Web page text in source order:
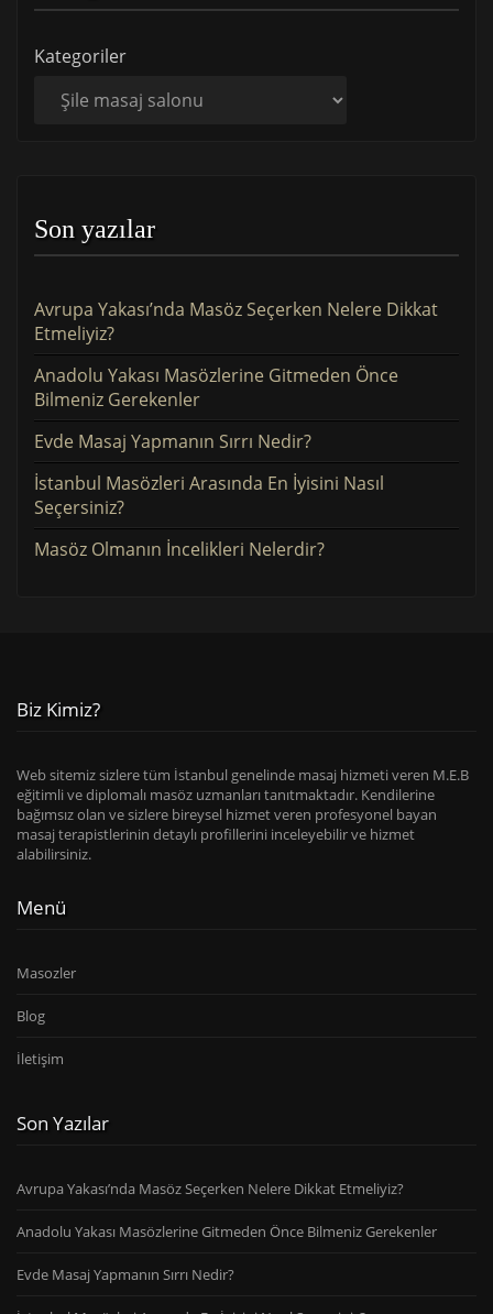
Kategoriler
Son yazılar
Avrupa Yakası’nda Masöz Seçerken Nelere Dikkat
Etmeliyiz?
Anadolu Yakası Masözlerine Gitmeden Önce
Bilmeniz Gerekenler
Evde Masaj Yapmanın Sırrı Nedir?
İstanbul Masözleri Arasında En İyisini Nasıl
Seçersiniz?
Masöz Olmanın İncelikleri Nelerdir?
Biz Kimiz?
Web sitemiz sizlere tüm İstanbul genelinde masaj hizmeti veren M.E.B
eğitimli ve diplomalı masöz uzmanları tanıtmaktadır. Kendilerine
bağımsız olan ve sizlere bireysel hizmet veren profesyonel bayan
masaj terapistlerinin detaylı profillerini inceleyebilir ve hizmet
alabilirsiniz.
Menü
Masozler
Blog
İletişim
Son Yazılar
Avrupa Yakası’nda Masöz Seçerken Nelere Dikkat Etmeliyiz?
Anadolu Yakası Masözlerine Gitmeden Önce Bilmeniz Gerekenler
Evde Masaj Yapmanın Sırrı Nedir?